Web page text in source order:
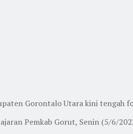
Gorontalo Utara kini tengah
Pemkab Gorut, Senin (5/6/